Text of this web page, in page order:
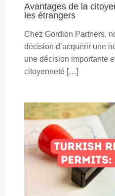
Avantages de la
les étrangers
Chez Gordion Partners,
décision d’acquérir une
une décision importante
citoyenneté […]